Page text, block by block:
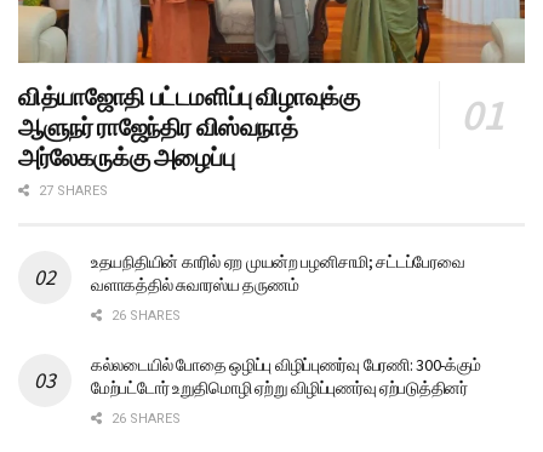
வித்யாஜோதி பட்டமளிப்பு விழாவுக்கு
ஆளுநர் ராஜேந்திர விஸ்வநாத்
அர்லேகருக்கு அழைப்பு
27 SHARES
உதயநிதியின் காரில் ஏற முயன்ற பழனிசாமி; சட்டப்பேரவை
வளாகத்தில் சுவாரஸ்ய தருணம்
26 SHARES
கல்லடையில் போதை ஒழிப்பு விழிப்புணர்வு பேரணி: 300-க்கும்
மேற்பட்டோர் உறுதிமொழி ஏற்று விழிப்புணர்வு ஏற்படுத்தினர்
26 SHARES